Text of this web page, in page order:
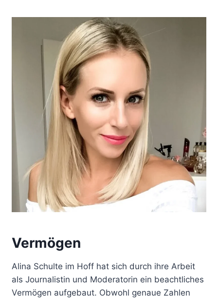
Vermögen
Alina Schulte im Hoff hat sich durch ihre Arbeit
als Journalistin und Moderatorin ein beachtliches
Vermögen aufgebaut. Obwohl genaue Zahlen